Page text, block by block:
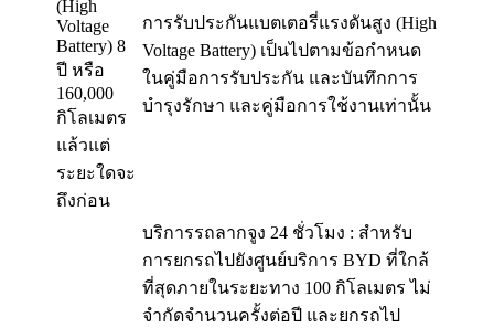
(High
Voltage
Battery) 8
ปี หรือ
160,000
กิโลเมตร
แล้วแต่
ระยะใดจะ
ถึงก่อน
การรับประกันแบตเตอรี่แรงดันสูง (High
Voltage Battery) เป็นไปตามข้อกำหนด
ในคู่มือการรับประกัน และบันทึกการ
บำรุงรักษา และคู่มือการใช้งานเท่านั้น
บริการรถลากจูง 24 ชั่วโมง : สำหรับ
การยกรถไปยังศูนย์บริการ BYD ที่ใกล้
ที่สุดภายในระยะทาง 100 กิโลเมตร ไม่
จำกัดจำนวนครั้งต่อปี และยกรถไป